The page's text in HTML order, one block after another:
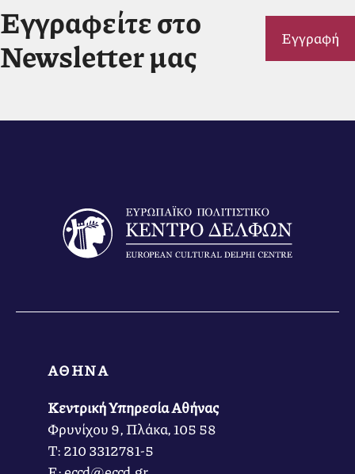
Εγγραφείτε στο
Newsletter μας
Εγγραφή
ΑΘΗΝΑ
Κεντρική Υπηρεσία Αθήνας
Φρυνίχου 9, Πλάκα, 105 58
Τ: 210 3312781-5